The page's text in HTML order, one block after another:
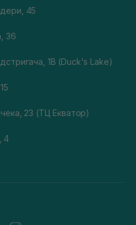
45
36
1В (Duck's Lake)
23 (ТЦ Екватор)
4